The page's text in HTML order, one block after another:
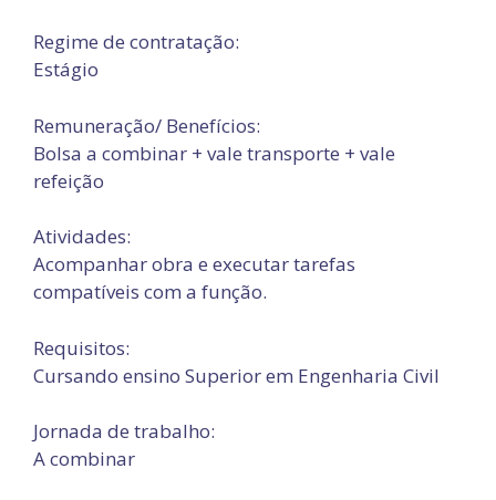
Regime de contratação:
Estágio
Remuneração/ Benefícios:
Bolsa a combinar + vale transporte + vale
refeição
Atividades:
Acompanhar obra e executar tarefas
compatíveis com a função.
Requisitos:
Cursando ensino Superior em Engenharia Civil
Jornada de trabalho:
A combinar